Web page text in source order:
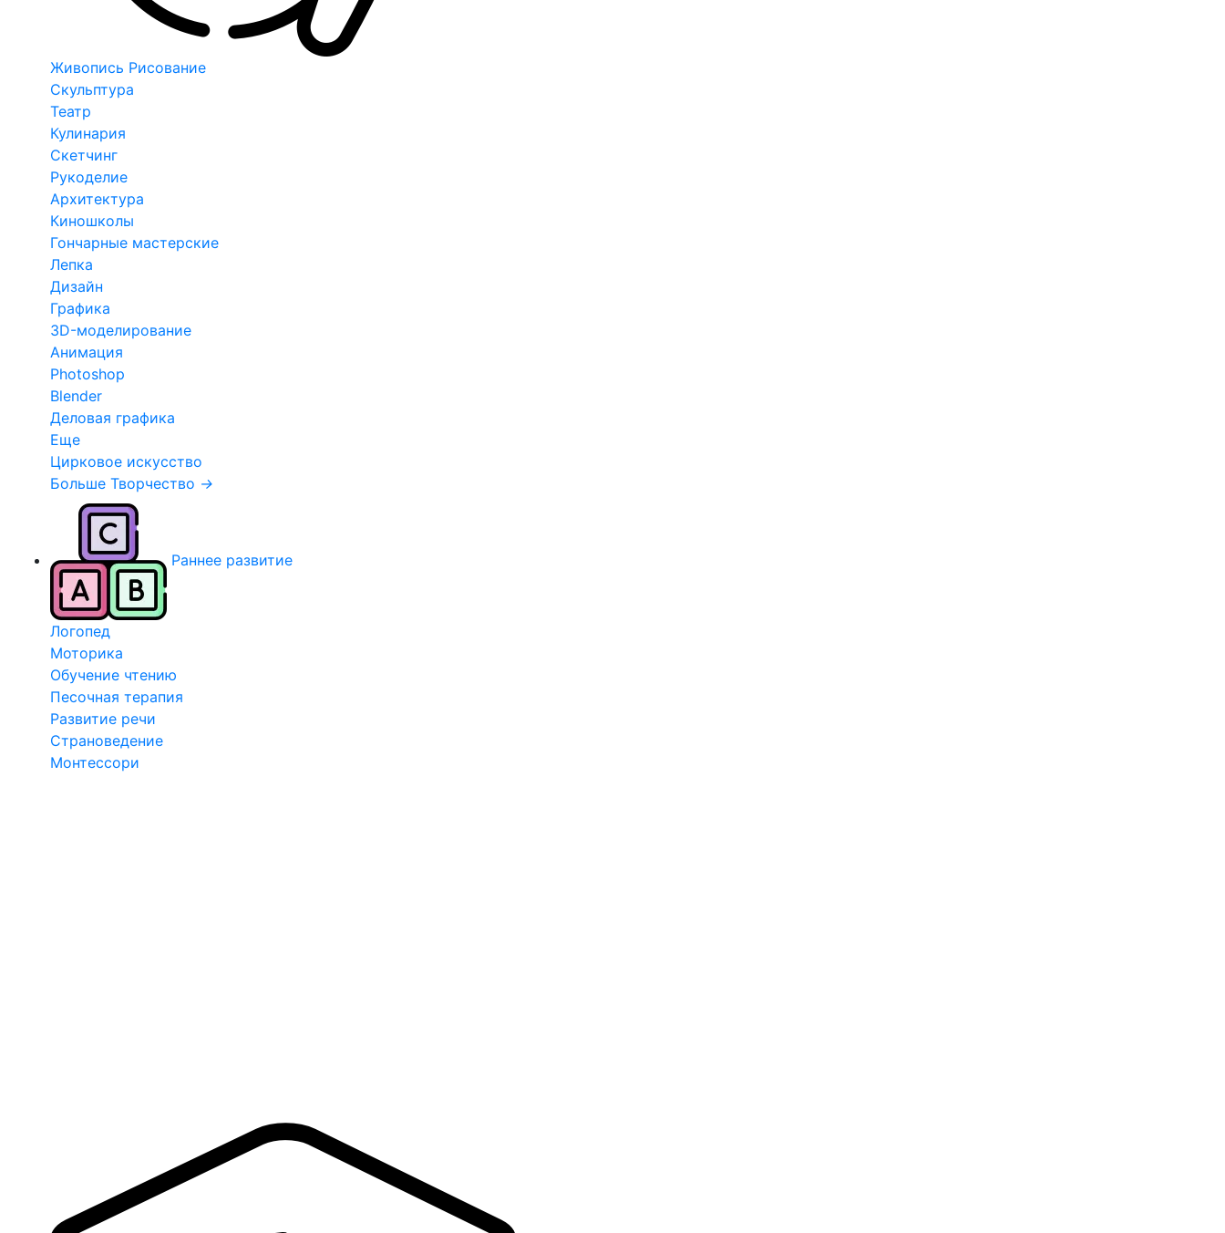
Живопись Рисование
Скульптура
Театр
Кулинария
Скетчинг
Рукоделие
Архитектура
Киношколы
Гончарные мастерские
Лепка
Дизайн
Графика
3D-моделирование
Анимация
Photoshop
Blender
Деловая графика
Еще
Цирковое искусство
Больше Творчество →
Раннее развитие
Логопед
Моторика
Обучение чтению
Песочная терапия
Развитие речи
Страноведение
Монтессори